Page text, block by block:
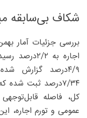
شکاف بی‌سابقه
اجاره به ۲/
۴/۹‌درصد گزارش
کل، فاصله
عمومی و تورم اجاره،